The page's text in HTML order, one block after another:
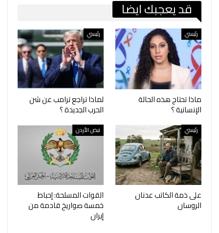
قد يعجبك ايضا
رئيسي
ماذا تحتاج هذه الحالة
الإنسانية ؟
رئيسي
لماذا تراجع ترامب عن شن
الحرب الجديدة ؟
رئيسي
على ذمة الكاتب عدنان
الروسان
نبض الأردن
القوات المسلحة: إحباط
خمسة صواريخ قادمة من
إيران